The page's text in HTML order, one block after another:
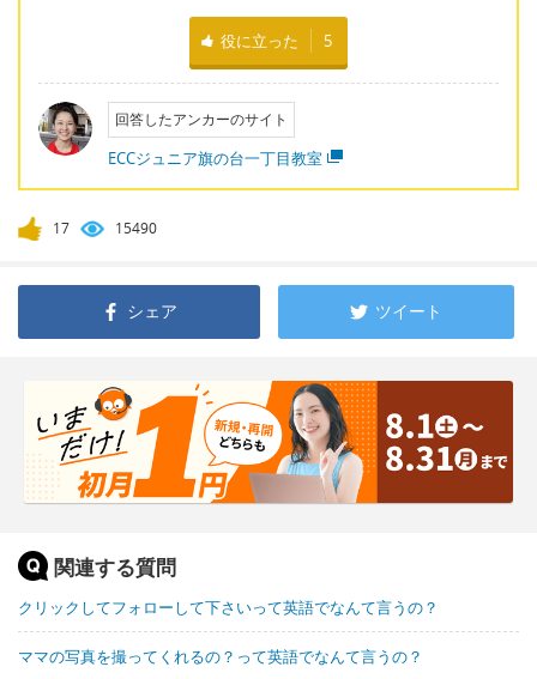
役に立った 5
回答したアンカーのサイト
ECCジュニア旗の台一丁目教室
17 15490
シェア ツイート
関連する質問
クリックしてフォローして下さいって英語でなんて言うの？
ママの写真を撮ってくれるの？って英語でなんて言うの？